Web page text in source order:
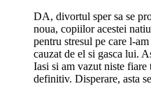
DA, divortul sper sa se
noua, copiilor acestei
pentru stresul pe care l-
cauzat de el si gasca lui.
Iasi si am vazut niste fiare
definitiv. Disperare, asta